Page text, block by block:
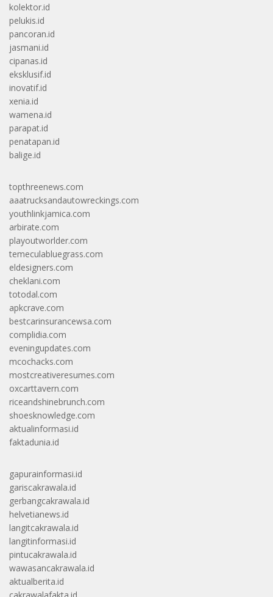
kolektor.id
pelukis.id
pancoran.id
jasmani.id
cipanas.id
eksklusif.id
inovatif.id
xenia.id
wamena.id
parapat.id
penatapan.id
balige.id
topthreenews.com
aaatrucksandautowreckings.com
youthlinkjamica.com
arbirate.com
playoutworlder.com
temeculabluegrass.com
eldesigners.com
cheklani.com
totodal.com
apkcrave.com
bestcarinsurancewsa.com
complidia.com
eveningupdates.com
mcochacks.com
mostcreativeresumes.com
oxcarttavern.com
riceandshinebrunch.com
shoesknowledge.com
aktualinformasi.id
faktadunia.id
gapurainformasi.id
gariscakrawala.id
gerbangcakrawala.id
helvetianews.id
langitcakrawala.id
langitinformasi.id
pintucakrawala.id
wawasancakrawala.id
aktualberita.id